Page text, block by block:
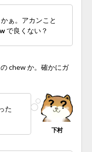
ぁ。アカンこと
で良くない？
chew か。確かにガ
た